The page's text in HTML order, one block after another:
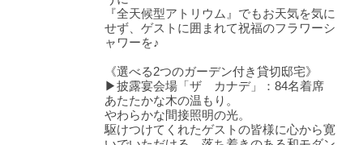
『全天候型アトリウム』でもお天気を気に
せず、ゲストに囲まれて祝福のフラワーシ
ャワーを♪
《選べる2つのガーデン付き貸切邸宅》
▶披露宴会場「ザ カナデ」：84名着席
あたたかな木の温もり。
やわらかな間接照明の光。
駆けつけてくれたゲストの皆様に心から寛